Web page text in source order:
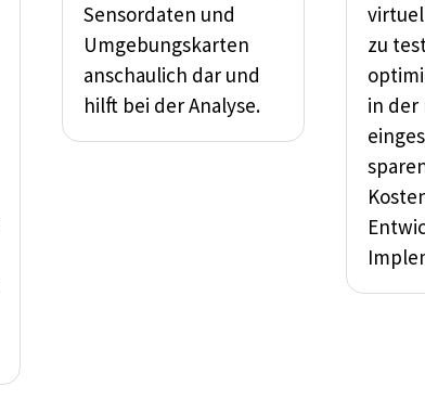
Sensordaten und
Umgebungskarten
anschaulich dar und
hilft bei der Analyse.
zu
in der